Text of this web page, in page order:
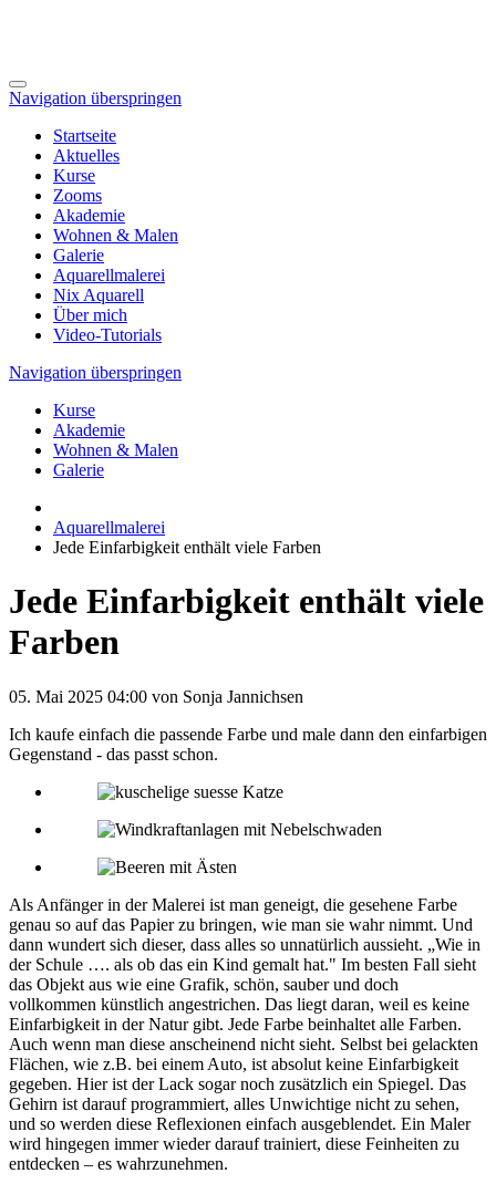
Navigation überspringen
Startseite
Aktuelles
Kurse
Zooms
Akademie
Wohnen & Malen
Galerie
Aquarellmalerei
Nix Aquarell
Über mich
Video-Tutorials
Navigation überspringen
Kurse
Akademie
Wohnen & Malen
Galerie
Aquarellmalerei
Jede Einfarbigkeit enthält viele Farben
Jede Einfarbigkeit enthält viele
Farben
05. Mai 2025 04:00 von Sonja Jannichsen
Ich kaufe einfach die passende Farbe und male dann den einfarbigen
Gegenstand - das passt schon.
Als Anfänger in der Malerei ist man geneigt, die gesehene Farbe
genau so auf das Papier zu bringen, wie man sie wahr nimmt. Und
dann wundert sich dieser, dass alles so unnatürlich aussieht. „Wie in
der Schule …. als ob das ein Kind gemalt hat." Im besten Fall sieht
das Objekt aus wie eine Grafik, schön, sauber und doch
vollkommen künstlich angestrichen. Das liegt daran, weil es keine
Einfarbigkeit in der Natur gibt. Jede Farbe beinhaltet alle Farben.
Auch wenn man diese anscheinend nicht sieht. Selbst bei gelackten
Flächen, wie z.B. bei einem Auto, ist absolut keine Einfarbigkeit
gegeben. Hier ist der Lack sogar noch zusätzlich ein Spiegel. Das
Gehirn ist darauf programmiert, alles Unwichtige nicht zu sehen,
und so werden diese Reflexionen einfach ausgeblendet. Ein Maler
wird hingegen immer wieder darauf trainiert, diese Feinheiten zu
entdecken – es wahrzunehmen.